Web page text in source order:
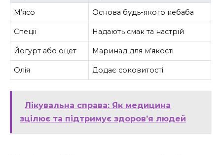
М’ясо Основа будь-якого кебаба
Спеції Надають смак та настрій
Йогурт або оцет Маринад для м’якості
Олія Додає соковитості
Лікувальна справа: Як медицина
зцілює та підтримує здоров’я людей